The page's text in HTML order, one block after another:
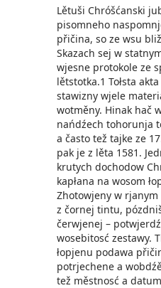
Lětuši Chróšćanski
pisomneho
přičina, so ze wsu
Skazach sej w
wjesne protokole ze
lětstotka.1 Tołsta
stawizny wjele
wotměny. Hinak hač
nańdźech tohorunja
a často tež tajke ze
pak je z lěta 1581.
krutych dochodow
kapłana na wosom
Zhotowjeny w
z čornej tintu,
čerwjenej –
wosebitosć zestawy.
łopjenu podawa
potrjechene a
tež městnosć a